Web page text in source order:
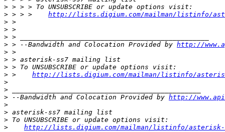
>
> > > > http://lists.digium.com/mailman/listinfo/
>
>
>
> > --Bandwidth and Colocation Provided by http://
>
>
>
> > http://lists.digium.com/mailman/listinfo/
>
>
> --Bandwidth and Colocation Provided by http://
>
>
>
>
http://lists.digium.com/mailman/listinfo/asterisk-